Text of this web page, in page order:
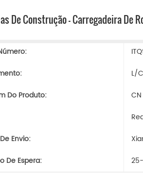
De Construção - Carregadeira De
L/
Do Produto:
CN
Envio:
De Espera: